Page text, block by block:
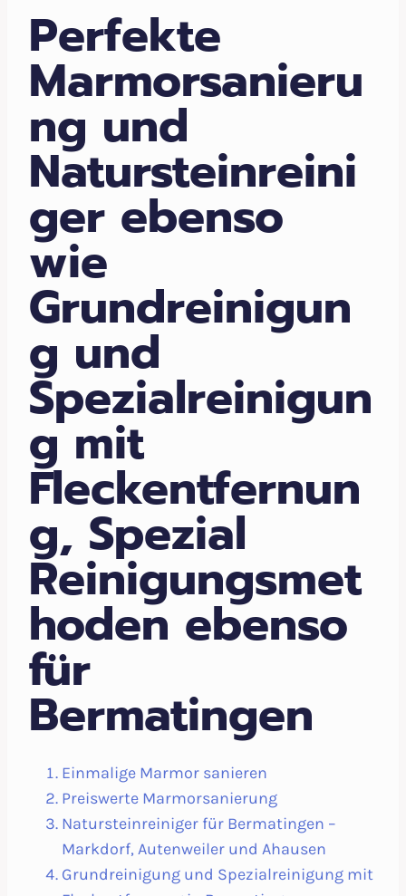
Perfekte
Marmorsanieru
ng und
Natursteinreini
ger ebenso
wie
Grundreinigun
g und
Spezialreinigun
g mit
Fleckentfernun
g, Spezial
Reinigungsmet
hoden ebenso
für
Bermatingen
Einmalige Marmor sanieren
Preiswerte Marmorsanierung
Natursteinreiniger für Bermatingen –
Markdorf, Autenweiler und Ahausen
Grundreinigung und Spezialreinigung mit